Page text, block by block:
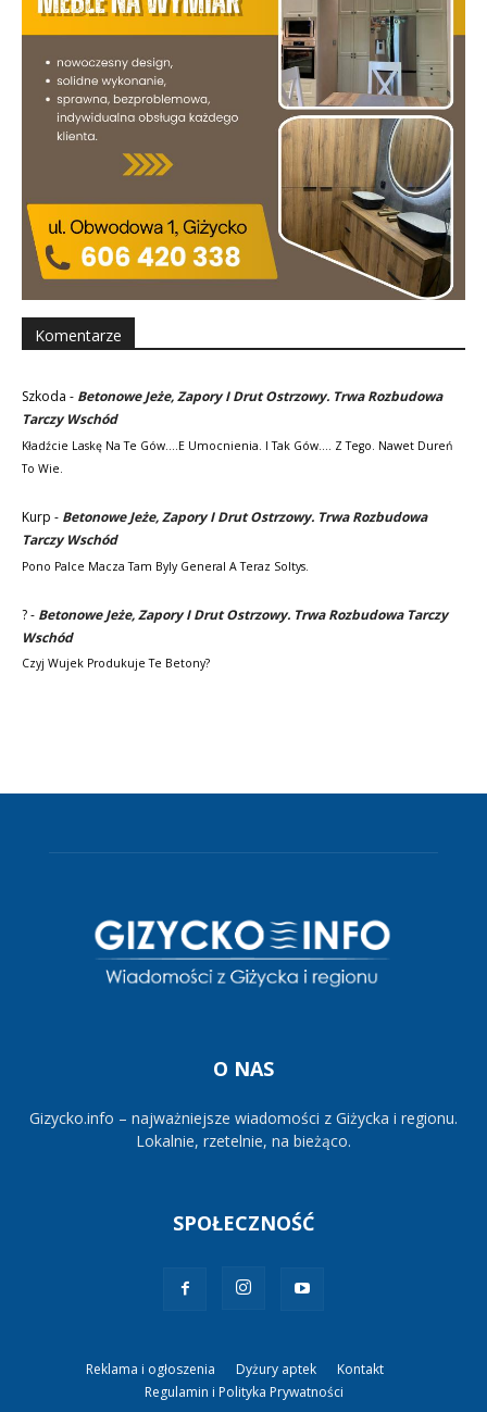
Komentarze
Szkoda - Betonowe Jeże, Zapory I Drut Ostrzowy. Trwa Rozbudowa
Tarczy Wschód
Kładźcie Laskę Na Te Gów....e Umocnienia. I Tak Gów.... Z Tego. Nawet Dureń
To Wie.
Kurp - Betonowe Jeże, Zapory I Drut Ostrzowy. Trwa Rozbudowa
Tarczy Wschód
Pono Palce Macza Tam Byly General A Teraz Soltys.
?- Betonowe Jeże, Zapory I Drut Ostrzowy. Trwa Rozbudowa Tarczy
Wschód
Czyj Wujek Produkuje Te Betony?
O NAS
Gizycko.info – najważniejsze wiadomości z Giżycka i regionu.
Lokalnie, rzetelnie, na bieżąco.
SPOŁECZNOŚĆ
Reklama i ogłoszenia Dyżury aptek
Kontakt
Regulamin i Polityka Prywatności